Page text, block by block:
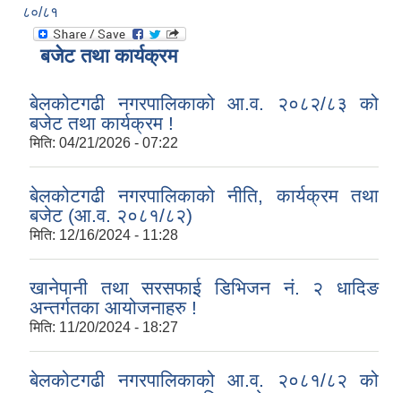
८०/८१
बजेट तथा कार्यक्रम
बेलकोटगढी नगरपालिकाको आ.व. २०८२/८३ को
बजेट तथा कार्यक्रम !
मिति: 04/21/2026 - 07:22
बेलकोटगढी नगरपालिकाको नीति, कार्यक्रम तथा
बजेट (आ.व. २०८१/८२)
मिति: 12/16/2024 - 11:28
खानेपानी तथा सरसफाई डिभिजन नं. २ धादिङ
अन्तर्गतका आयोजनाहरु !
मिति: 11/20/2024 - 18:27
बेलकोटगढी नगरपालिकाको आ.व. २०८१/८२ को